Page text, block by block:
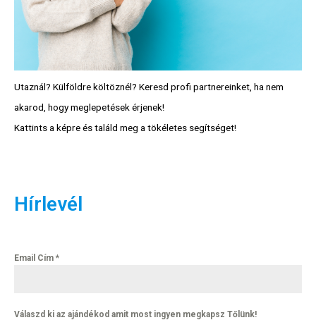
Utaznál? Külföldre költöznél? Keresd profi partnereinket, ha nem
akarod, hogy meglepetések érjenek!
Kattints a képre és találd meg a tökéletes segítséget!
Hírlevél
Email Cím *
Válaszd ki az ajándékod amit most ingyen megkapsz Tőlünk!